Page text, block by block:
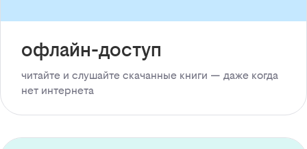
офлайн-доступ
читайте и слушайте скачанные книги — даже когда
нет интернета